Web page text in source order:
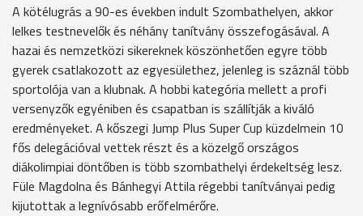
A kötélugrás a 90-es években indult Szombathelyen, akkor
lelkes testnevelők és néhány tanítvány összefogásával. A
hazai és nemzetközi sikereknek köszönhetően egyre több
gyerek csatlakozott az egyesülethez, jelenleg is száznál több
sportolója van a klubnak. A hobbi kategória mellett a profi
versenyzők egyéniben és csapatban is szállítják a kiváló
eredményeket. A kőszegi Jump Plus Super Cup küzdelmein 10
fős delegációval vettek részt és a közelgő országos
diákolimpiai döntőben is több szombathelyi érdekeltség lesz.
Füle Magdolna és Bánhegyi Attila régebbi tanítványai pedig
kijutottak a legnívósabb erőfelmérőre.